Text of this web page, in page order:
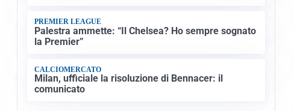
PREMIER LEAGUE
Palestra ammette: “Il Chelsea? Ho sempre sognato
la Premier”
CALCIOMERCATO
Milan, ufficiale la risoluzione di Bennacer: il
comunicato